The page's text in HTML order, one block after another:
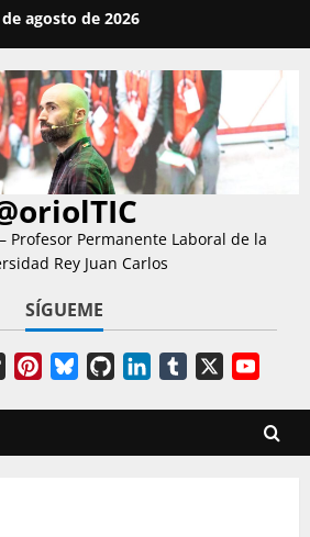
agosto de 2026
Profesor Permanente Laboral de la
Rey Juan Carlos
SÍGUEME
TikTokPinterestBlueskyGitHubLinkedInTumblr